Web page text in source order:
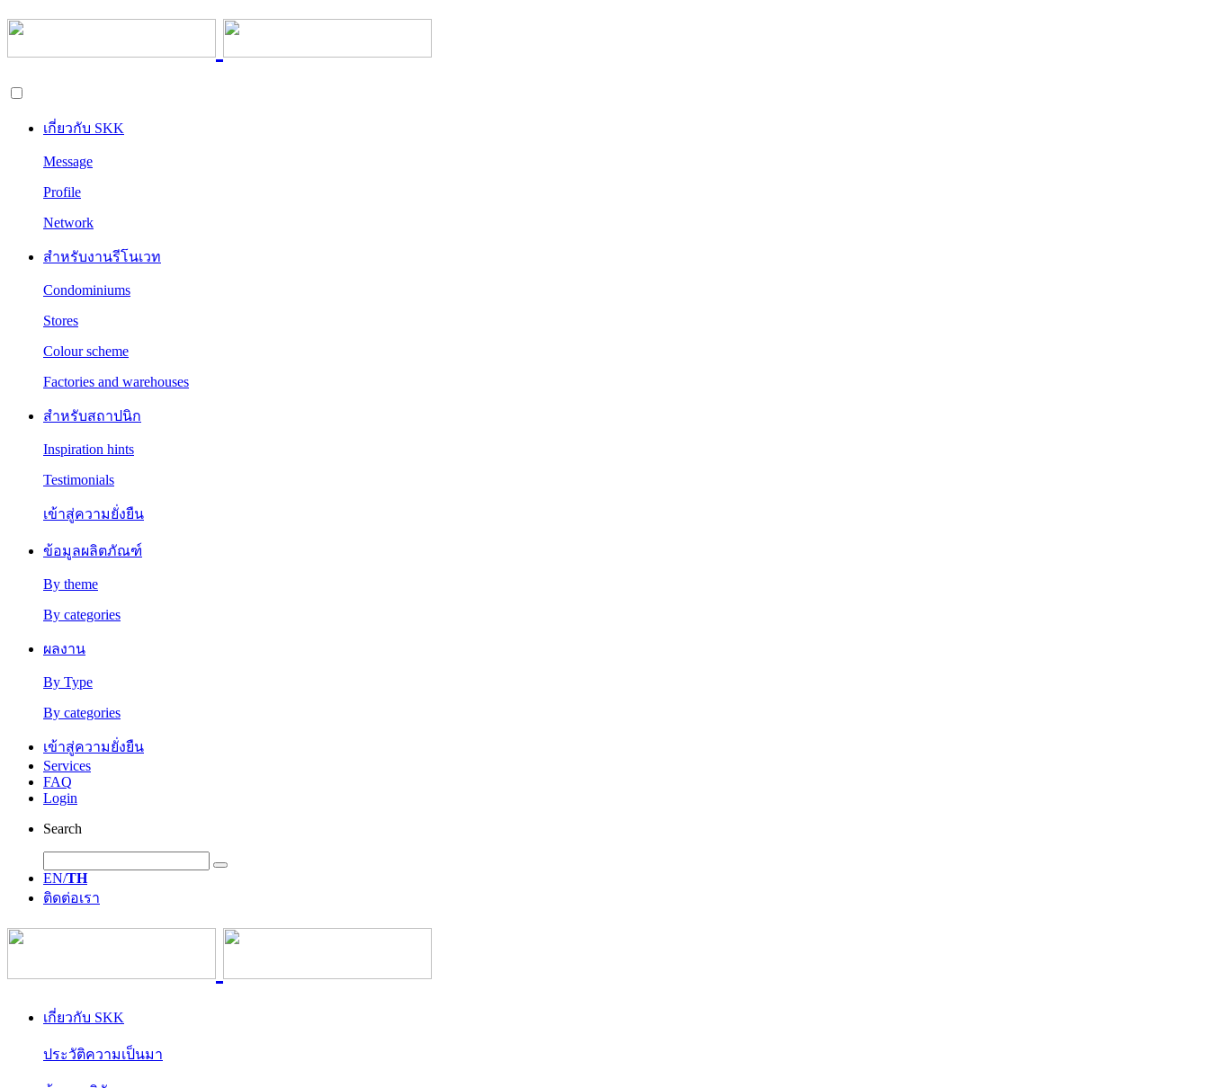
เกี่ยวกับ SKK
Message
Profile
Network
สำหรับงานรีโนเวท
Condominiums
Stores
Colour scheme
Factories and warehouses
สำหรับสถาปนิก
Inspiration hints
Testimonials
เข้าสู่ความยั่งยืน
ข้อมูลผลิตภัณฑ์
By theme
By categories
ผลงาน
By Type
By categories
เข้าสู่ความยั่งยืน
Services
FAQ
Login
Search
EN/TH
ติดต่อเรา
เกี่ยวกับ SKK
ประวัติความเป็นมา